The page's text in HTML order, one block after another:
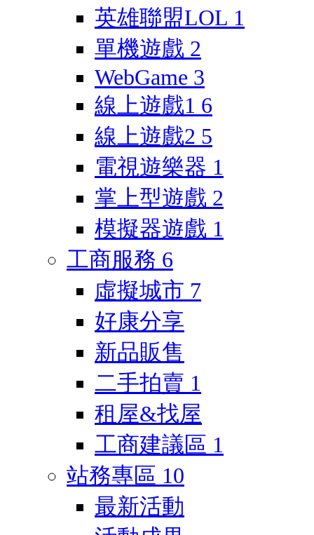
英雄聯盟LOL 1
單機遊戲 2
WebGame 3
線上遊戲1 6
線上遊戲2 5
電視遊樂器 1
掌上型遊戲 2
模擬器遊戲 1
工商服務 6
虛擬城市 7
好康分享
新品販售
二手拍賣 1
租屋&找屋
工商建議區 1
站務專區 10
最新活動